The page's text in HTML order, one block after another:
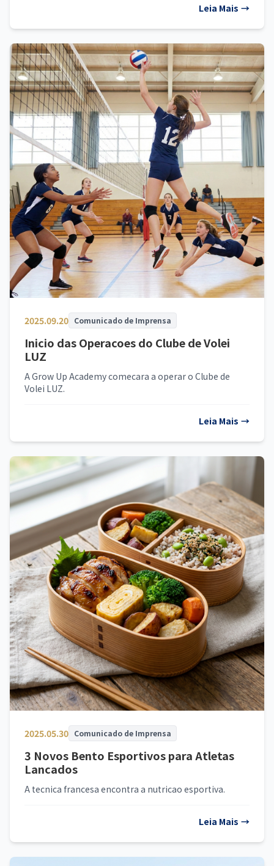
Leia Mais →
2025.09.20 Comunicado de Imprensa
Inicio das Operacoes do Clube de Volei
LUZ
A Grow Up Academy comecara a operar o Clube de
Volei LUZ.
Leia Mais →
2025.05.30 Comunicado de Imprensa
3 Novos Bento Esportivos para Atletas
Lancados
A tecnica francesa encontra a nutricao esportiva.
Leia Mais →